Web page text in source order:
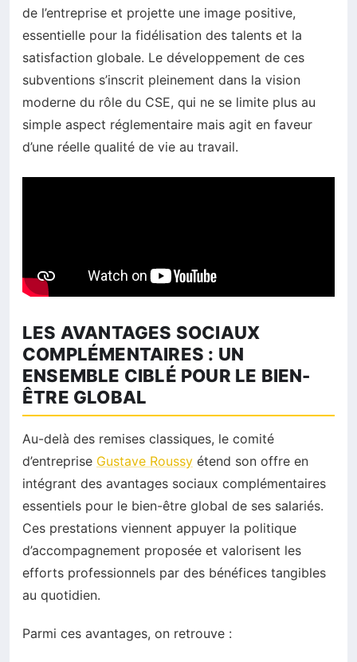
de l’entreprise et projette une image positive,
essentielle pour la fidélisation des talents et la
satisfaction globale. Le développement de ces
subventions s’inscrit pleinement dans la vision
moderne du rôle du CSE, qui ne se limite plus au
simple aspect réglementaire mais agit en faveur
d’une réelle qualité de vie au travail.
LES AVANTAGES SOCIAUX
COMPLÉMENTAIRES : UN
ENSEMBLE CIBLÉ POUR LE BIEN-
ÊTRE GLOBAL
Au-delà des remises classiques, le comité
d’entreprise Gustave Roussy étend son offre en
intégrant des avantages sociaux complémentaires
essentiels pour le bien-être global de ses salariés.
Ces prestations viennent appuyer la politique
d’accompagnement proposée et valorisent les
efforts professionnels par des bénéfices tangibles
au quotidien.
Parmi ces avantages, on retrouve :